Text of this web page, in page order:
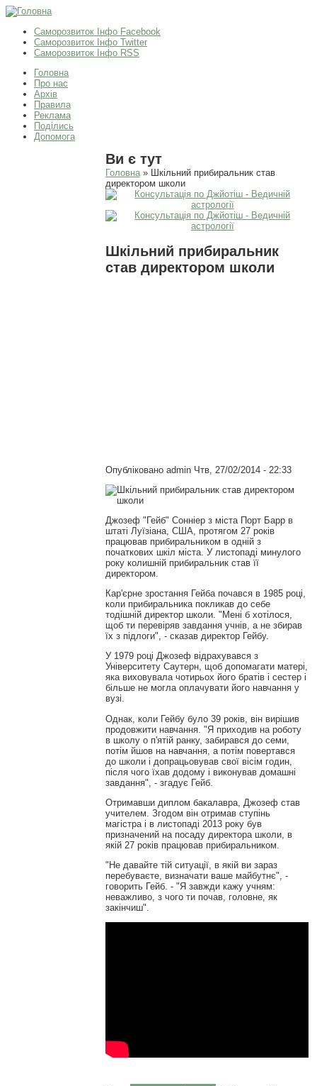
Саморозвиток Інфо Facebook
Саморозвиток Інфо Twitter
Саморозвиток Інфо RSS
Головна
Про нас
Архів
Правила
Реклама
Поділись
Допомога
Ви є тут
Головна» Шкільний прибиральник став
директором школи
Шкільний прибиральник
став директором школи
Опубліковано adminЧтв, 27/02/2014 - 22:33
Джозеф "Гейб" Сонніер з міста Порт Барр в
штаті Луїзіана, США, протягом 27 років
працював прибиральником в одній з
початкових шкіл міста. У листопаді минулого
року колишній прибиральник став її
директором.
Кар'єрне зростання Гейба почався в 1985 році,
коли прибиральника покликав до себе
тодішній директор школи. "Мені б хотілося,
щоб ти перевіряв завдання учнів, а не збирав
їх з підлоги", - сказав директор Гейбу.
У 1979 році Джозеф відрахувався з
Університету Саутерн, щоб допомагати матері,
яка виховувала чотирьох його братів і сестер і
більше не могла оплачувати його навчання у
вузі.
Однак, коли Гейбу було 39 років, він вирішив
продовжити навчання. "Я приходив на роботу
в школу о п'ятій ранку, забирався до семи,
потім йшов на навчання, а потім повертався
до школи і допрацьовував свої вісім годин,
після чого їхав додому і виконував домашні
завдання", - згадує Гейб.
Отримавши диплом бакалавра, Джозеф став
учителем. Згодом він отримав ступінь
магістра і в листопаді 2013 року був
призначений на посаду директора школи, в
якій 27 років працював прибиральником.
"Не давайте тій ситуації, в якій ви зараз
перебуваєте, визначати ваше майбутнє", -
говорить Гейб. - "Я завжди кажу учням:
неважливо, з чого ти почав, головне, як
закінчиш".